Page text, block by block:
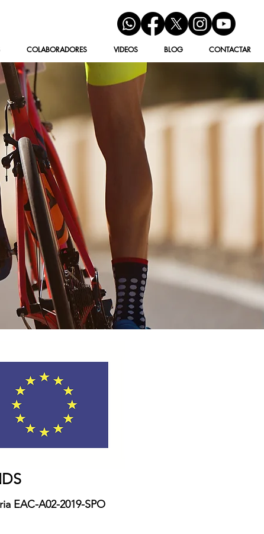
COLABORADORES VIDEOS BLOG CONTACTAR
EAC-A02-2019-SPO